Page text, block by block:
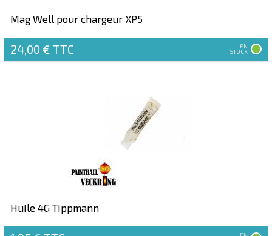
Mag Well pour chargeur XP5
24,00 € TTC EN
STOCK
Huile 4G Tippmann